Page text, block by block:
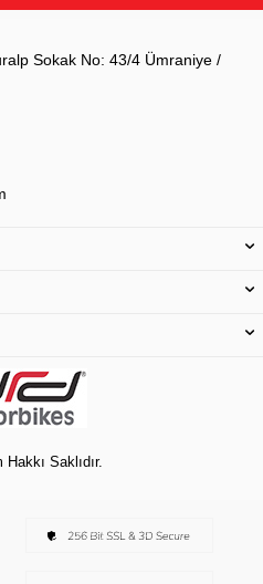
Sokak No: 43/4 Ümraniye /
Saklıdır.